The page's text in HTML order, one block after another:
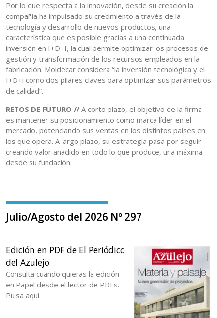
Por lo que respecta a la innovación, desde su creación la
compañía ha impulsado su crecimiento a través de la
tecnología y desarrollo de nuevos productos, una
característica que es posible gracias a una continuada
inversión en I+D+I, la cual permite optimizar los procesos de
gestión y transformación de los recursos empleados en la
fabricación. Moidecar considera “la inversión tecnológica y el
I+D+i como dos pilares claves para optimizar sus parámetros
de calidad”.
RETOS DE FUTURO // A corto plazo, el objetivo de la firma
es mantener su posicionamiento como marca líder en el
mercado, potenciando sus ventas en los distintos países en
los que opera. A largo plazo, su estrategia pasa por seguir
creando valor añadido en todo lo que produce, una máxima
desde su fundación.
Julio/Agosto del 2026 Nº 297
Edición en PDF de El Periódico
del Azulejo
Consulta cuando quieras la edición
en Papel desde el lector de PDFs.
Pulsa aquí